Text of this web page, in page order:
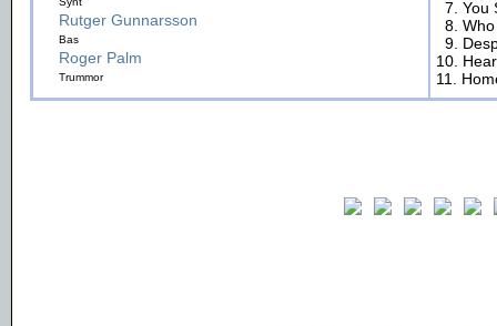
Rutger Gunnarsson
Bas
Roger Palm
Trummor
7. You
8.
9.
10.
11.